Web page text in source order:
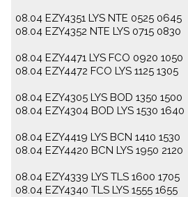
08.04 EZY4351 LYS NTE 0525 0645
08.04 EZY4352 NTE LYS 0715 0830
08.04 EZY4471 LYS FCO 0920 1050
08.04 EZY4472 FCO LYS 1125 1305
08.04 EZY4305 LYS BOD 1350 1500
08.04 EZY4304 BOD LYS 1530 1640
08.04 EZY4419 LYS BCN 1410 1530
08.04 EZY4420 BCN LYS 1950 2120
08.04 EZY4339 LYS TLS 1600 1705
08.04 EZY4340 TLS LYS 1555 1655